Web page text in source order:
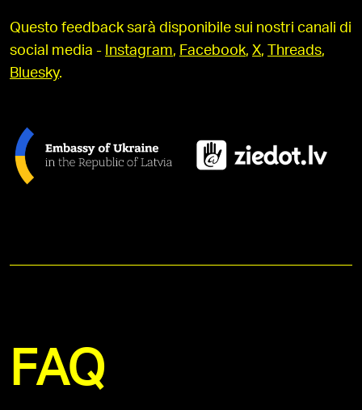
Questo feedback sarà disponibile sui nostri canali di
social media - Instagram, Facebook, X, Threads,
Bluesky.
FAQ